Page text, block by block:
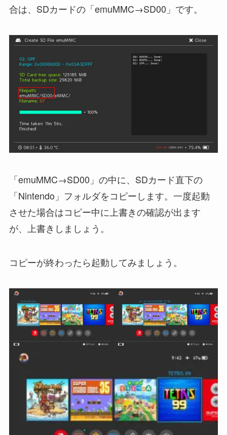
合は、SDカードの「emuMMC→SD00」です。
「emuMMC→SD00」の中に、SDカード直下の
「Nintendo」フォルダをコピーします。一度起動
させた場合はコピー中に上書きの確認が出ます
が、上書きしましょう。
コピーが終わったら起動してみましょう。